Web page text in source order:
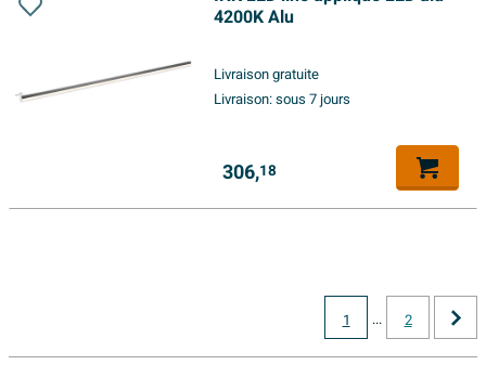
4200K Alu
Livraison gratuite
Livraison:sous 7 jours
306,18
1 ... 2